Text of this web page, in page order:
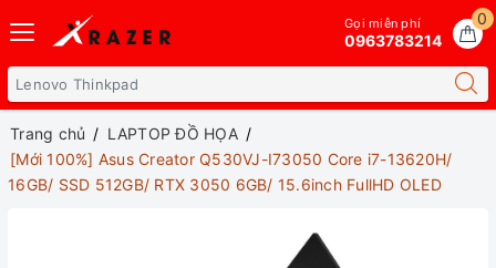
0
Gọi miễn phí
0963783214
Trang chủ
LAPTOP ĐỒ HỌA
[Mới 100%] Asus Creator Q530VJ-I73050 Core i7-13620H/
16GB/ SSD 512GB/ RTX 3050 6GB/ 15.6inch FullHD OLED